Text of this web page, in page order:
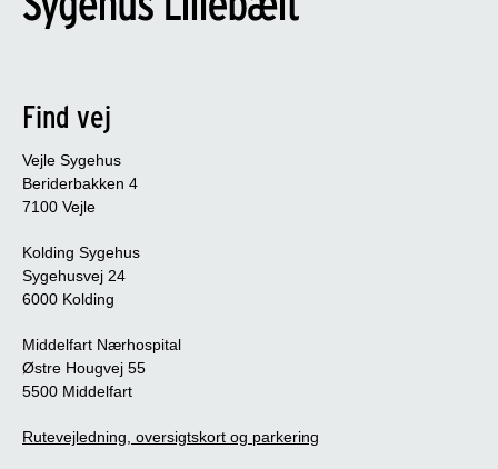
Find vej
Vejle Sygehus
Beriderbakken 4
7100 Vejle
Kolding Sygehus
Sygehusvej 24
6000 Kolding
Middelfart Nærhospital
Østre Hougvej 55
5500 Middelfart
Rutevejledning, oversigtskort og parkering